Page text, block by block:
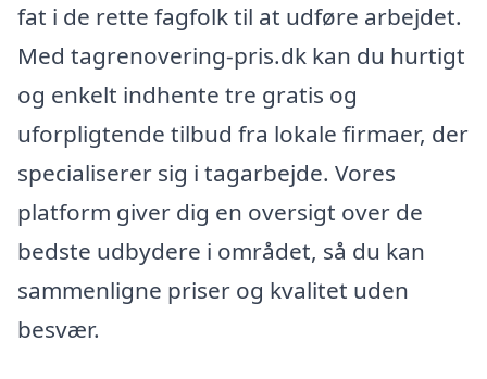
fat i de rette fagfolk til at udføre arbejdet.
Med tagrenovering-pris.dk kan du hurtigt
og enkelt indhente tre gratis og
uforpligtende tilbud fra lokale firmaer, der
specialiserer sig i tagarbejde. Vores
platform giver dig en oversigt over de
bedste udbydere i området, så du kan
sammenligne priser og kvalitet uden
besvær.